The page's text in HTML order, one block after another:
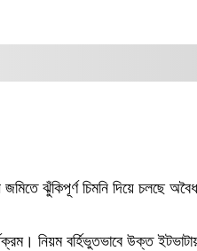
ঝুঁকিপূর্ণ চিমনি দিয়ে চলছে
নিয়ম বর্হিভুতভাবে উক্ত